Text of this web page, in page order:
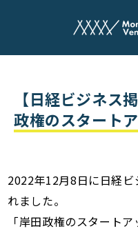
post
【日経ビジネス
政権のスタート
2022年12月8日に日経
れました。
「岸田政権のスタート